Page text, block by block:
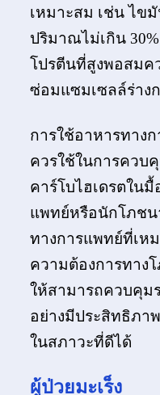
เหมาะสม เช่น ไข
ปริมาณไม่เกิน
โปรตีนที่สูงพอสมค
ซ่อมแซมเซลล์ร่าง
การใช้อาหารทาง
ควรใช้ในการควบ
คาร์โบไฮเดรตใน
แพทย์หรือนักโภชน
ทางการแพทย์ที่เห
ความต้องการทาง
ให้สามารถควบคุม
อย่างมีประสิทธิภา
ในสภาวะที่ดีได้
ผู้ป่วยมะเร็ง